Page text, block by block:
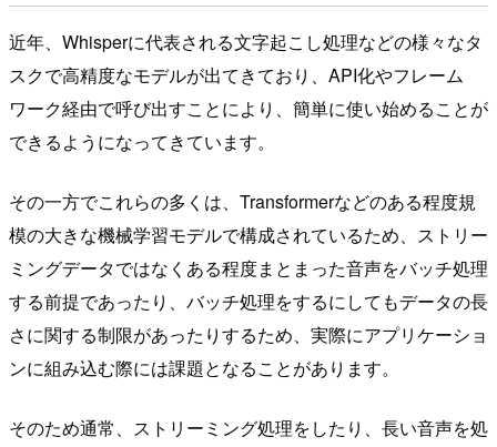
近年、Whisperに代表される文字起こし処理などの様々なタ
スクで高精度なモデルが出てきており、API化やフレーム
ワーク経由で呼び出すことにより、簡単に使い始めることが
できるようになってきています。
その一方でこれらの多くは、Transformerなどのある程度規
模の大きな機械学習モデルで構成されているため、ストリー
ミングデータではなくある程度まとまった音声をバッチ処理
する前提であったり、バッチ処理をするにしてもデータの長
さに関する制限があったりするため、実際にアプリケーショ
ンに組み込む際には課題となることがあります。
そのため通常、ストリーミング処理をしたり、長い音声を処